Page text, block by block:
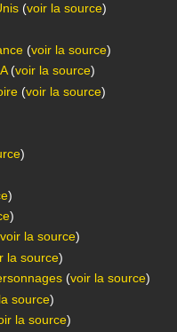
(voir la source)
(voir la source)
(voir la source)
(voir la source)
)
)
)
voir la source)
la source)
(voir la source)
source)
la source)